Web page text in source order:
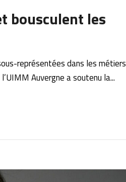
bousculent les
représentées dans les métiers
Auvergne a soutenu la...